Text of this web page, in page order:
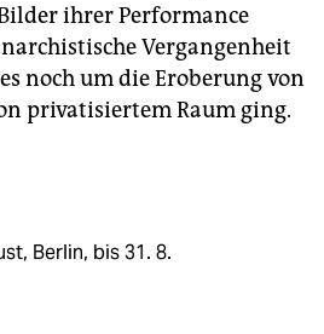
ihrer Performance
Vergangenheit
noch um die Eroberung von
privatisiertem Raum ging.
Berlin, bis 31. 8.